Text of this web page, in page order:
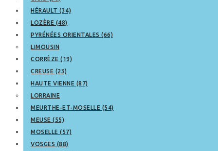
HÉRAULT (34)
LOZÈRE (48)
PYRÉNÉES ORIENTALES (66)
LIMOUSIN
CORRÈZE (19)
CREUSE (23)
HAUTE VIENNE (87)
LORRAINE
MEURTHE-ET-MOSELLE (54)
MEUSE (55)
MOSELLE (57)
VOSGES (88)